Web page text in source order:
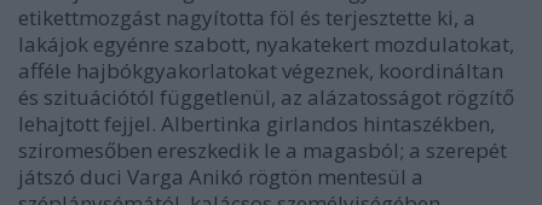
etikettmozgást nagyította föl és terjesztette ki, a
lakájok egyénre szabott, nyakatekert mozdulatokat,
afféle hajbókgyakorlatokat végeznek, koordináltan
és szituációtól függetlenül, az alázatosságot rögzítő
lehajtott fejjel. Albertinka girlandos hintaszékben,
sziromesőben ereszkedik le a magasból; a szerepét
játszó duci Varga Anikó rögtön mentesül a